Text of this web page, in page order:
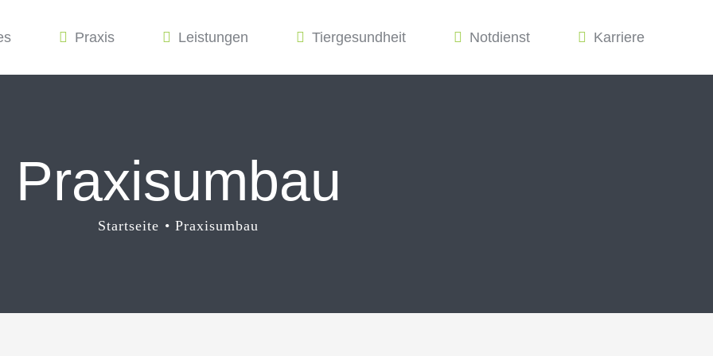
Praxis Leistungen Tiergesundheit Notdienst Karriere
Praxisumbau
Startseite Praxisumbau